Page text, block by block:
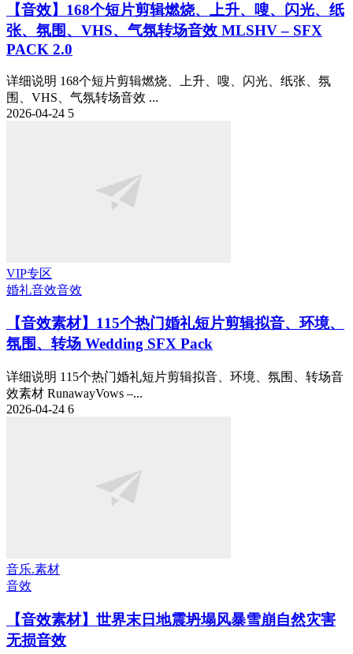
【音效】168个短片剪辑燃烧、上升、嗖、闪光、纸
张、氛围、VHS、气氛转场音效 MLSHV – SFX
PACK 2.0
详细说明 168个短片剪辑燃烧、上升、嗖、闪光、纸张、氛
围、VHS、气氛转场音效 ...
2026-04-24 5
VIP专区
婚礼音效音效
【音效素材】115个热门婚礼短片剪辑拟音、环境、
氛围、转场 Wedding SFX Pack
详细说明 115个热门婚礼短片剪辑拟音、环境、氛围、转场音
效素材 RunawayVows –...
2026-04-24 6
音乐.素材
音效
【音效素材】世界末日地震坍塌风暴雪崩自然灾害
无损音效